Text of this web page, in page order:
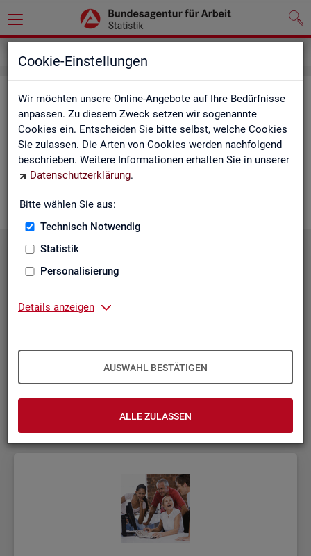
Cookie-Einstellungen
Wir möchten unsere Online-Angebote auf Ihre Bedürfnisse
anpassen. Zu diesem Zweck setzen wir sogenannte
Cookies ein. Entscheiden Sie bitte selbst, welche Cookies
Sie zulassen. Die Arten von Cookies werden nachfolgend
beschrieben. Weitere Informationen erhalten Sie in unserer
Datenschutzerklärung.
Bitte wählen Sie aus:
Technisch Notwendig
Statistik
Personalisierung
Details anzeigen
AUSWAHL BESTÄTIGEN
ALLE ZULASSEN
Ser­vice
Die Sta­tis­tik derBAbie­tet ein brei­tes An­ge­bot an Pro­duk­ten
und Son­der­aus­wer­tung (nachBe­darf). Haben Sie Fra­gen,
einen spe­zi­el­len Da­ten­wunsch oder möch­ten uns ein Feed­
back zu un­se­ren Pro­duk­ten geben, dann schau­en Sie auf den
Kon­takt, Feed­back und Kri­tik